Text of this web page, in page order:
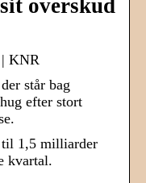
overskud
| KNR
står bag
efter stort
til 1,5 milliarder
kvartal.